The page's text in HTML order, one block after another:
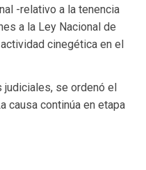
-relativo a la tenencia
a la Ley Nacional de
cinegética en el
se ordenó el
causa continúa en etapa